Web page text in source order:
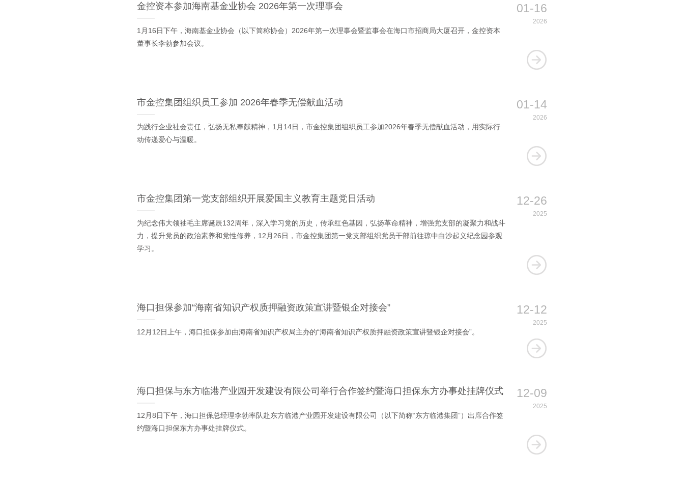
金控资本参加海南基金业协会 2026年第一次理事会 01-16
2026
1月16日下午，海南基金业协会（以下简称协会）2026年第一次理事会暨监事会在海口市招商局大厦召开，金控资本
董事长李勃参加会议。
市金控集团组织员工参加 2026年春季无偿献血活动 01-14
2026
为践行企业社会责任，弘扬无私奉献精神，1月14日，市金控集团组织员工参加2026年春季无偿献血活动，用实际行
动传递爱心与温暖。
市金控集团第一党支部组织开展爱国主义教育主题党日活动 12-26
2025
为纪念伟大领袖毛主席诞辰132周年，深入学习党的历史，传承红色基因，弘扬革命精神，增强党支部的凝聚力和战斗
力，提升党员的政治素养和党性修养，12月26日，市金控集团第一党支部组织党员干部前往琼中白沙起义纪念园参观
学习。
海口担保参加“海南省知识产权质押融资政策宣讲暨银企对接会” 12-12
2025
12月12日上午，海口担保参加由海南省知识产权局主办的“海南省知识产权质押融资政策宣讲暨银企对接会”。
海口担保与东方临港产业园开发建设有限公司举行合作签约暨海口担保东方办事处挂牌仪式 12-09
2025
12月8日下午，海口担保总经理李勃率队赴东方临港产业园开发建设有限公司（以下简称“东方临港集团”）出席合作签
约暨海口担保东方办事处挂牌仪式。